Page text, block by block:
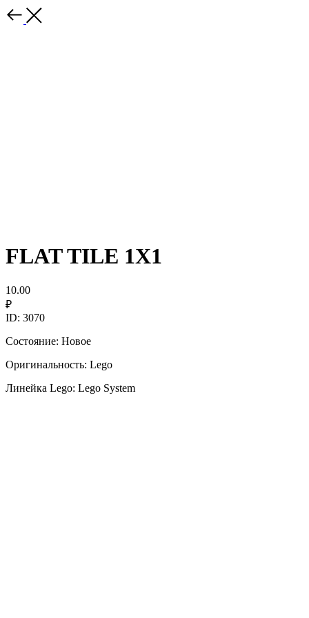
FLAT TILE 1X1
10.00
₽
ID: 3070
Состояние: Новое
Оригинальность: Lego
Линейка Lego: Lego System